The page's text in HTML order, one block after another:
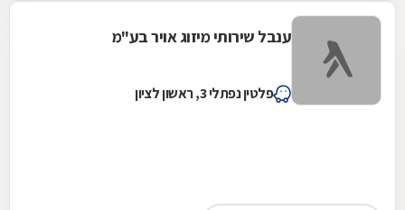
ענבל שירותי מיזוג אויר בע"מ
פלטין נפתלי 3, ראשון לציון